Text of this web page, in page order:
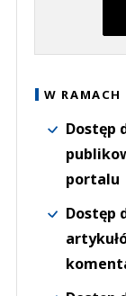
W RAMACH
Dostęp
portalu
Dostęp